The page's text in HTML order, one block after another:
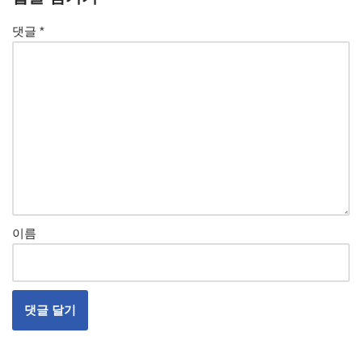
댓글 *
이름